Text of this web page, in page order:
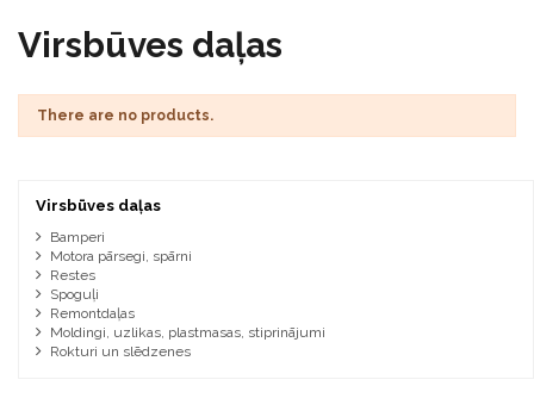
Virsbūves daļas
There are no products.
Virsbūves daļas
Bamperi
Motora pārsegi, spārni
Restes
Spoguļi
Remontdaļas
Moldingi, uzlikas, plastmasas, stiprinājumi
Rokturi un slēdzenes